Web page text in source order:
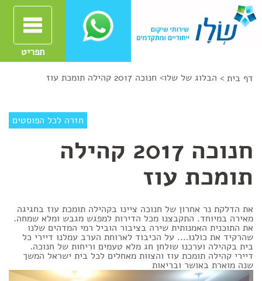
תפריט
דף בית > הבלוג של שלו> חנוכה 2017 קהילה תומכת עוז
חזרה לכל הפוסטים
חנוכה 2017 קהילה
תומכת עוז
את הדלקת נר אחרון של חנוכה ציינו בקהילה תומכת עוז בחגיגה
מאירה במיוחד. התקבצנו מכל הדירות למפגש מגבש ומלא שמחה.
את התוכנית האמנותית שירה בציבור הוביל רמי המדהים שלנו
שהרקיד את כולנו…. על הכיבוד לארוחת הערב עמלנו דיירי כל
בית בקהילה וערכנו שולחן חג מלא טעמים וריחות של חנוכה.
דיירי קהילה תומכת עוז והצוות מאחלים לכל בית ישראל המשך
שנה מוארת באושר ובריאות